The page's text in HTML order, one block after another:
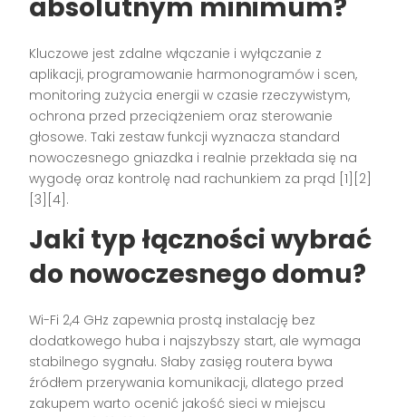
absolutnym minimum?
Kluczowe jest zdalne włączanie i wyłączanie z
aplikacji, programowanie harmonogramów i scen,
monitoring zużycia energii w czasie rzeczywistym,
ochrona przed przeciążeniem oraz sterowanie
głosowe. Taki zestaw funkcji wyznacza standard
nowoczesnego gniazdka i realnie przekłada się na
wygodę oraz kontrolę nad rachunkiem za prąd [1][2]
[3][4].
Jaki typ łączności wybrać
do nowoczesnego domu?
Wi-Fi 2,4 GHz zapewnia prostą instalację bez
dodatkowego huba i najszybszy start, ale wymaga
stabilnego sygnału. Słaby zasięg routera bywa
źródłem przerywania komunikacji, dlatego przed
zakupem warto ocenić jakość sieci w miejscu